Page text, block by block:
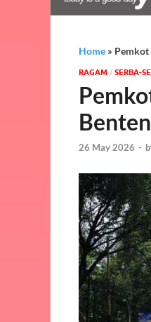
Home » Pemkot
‎RAGAM / SERBA-
26 May 2026 -